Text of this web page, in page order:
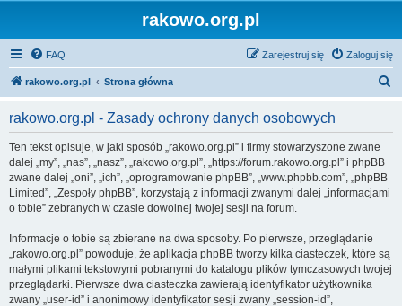
rakowo.org.pl
FAQ Zaloguj się
Zarejestruj się
rakowo.org.pl Strona główna
rakowo.org.pl - Zasady ochrony danych osobowych
Ten tekst opisuje, w jaki sposób „rakowo.org.pl” i firmy stowarzyszone zwane
dalej „my”, „nas”, „nasz”, „rakowo.org.pl”, „https://forum.rakowo.org.pl” i phpBB
zwane dalej „oni”, „ich”, „oprogramowanie phpBB”, „www.phpbb.com”, „phpBB
Limited”, „Zespoły phpBB”, korzystają z informacji zwanymi dalej „informacjami
o tobie” zebranych w czasie dowolnej twojej sesji na forum.
Informacje o tobie są zbierane na dwa sposoby. Po pierwsze, przeglądanie
„rakowo.org.pl” powoduje, że aplikacja phpBB tworzy kilka ciasteczek, które są
małymi plikami tekstowymi pobranymi do katalogu plików tymczasowych twojej
przeglądarki. Pierwsze dwa ciasteczka zawierają identyfikator użytkownika
zwany „user-id” i anonimowy identyfikator sesji zwany „session-id”,